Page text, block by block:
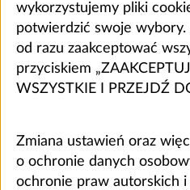
wykorzystujemy pliki
potwierdzić swoje wybory.
od razu zaakceptować
przyciskiem „ZAAKCEPTUJ
WSZYSTKIE I PRZEJDŹ
Zmiana ustawień oraz
o ochronie danych
ochronie praw autorskich i